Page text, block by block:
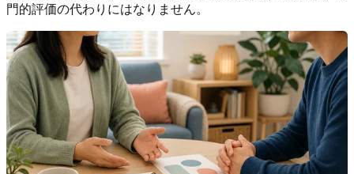
門的評価の代わりにはなりません。